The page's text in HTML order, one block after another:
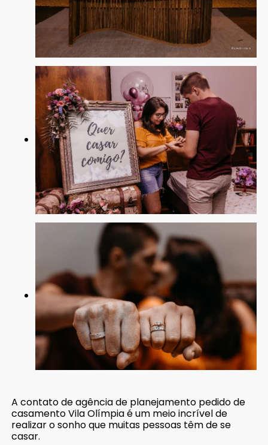
A contato de agência de planejamento pedido de
casamento Vila Olímpia é um meio incrível de
realizar o sonho que muitas pessoas têm de se
casar.